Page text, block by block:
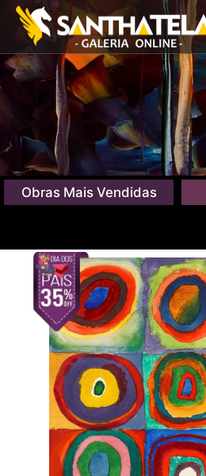
Obras Mais Vendidas